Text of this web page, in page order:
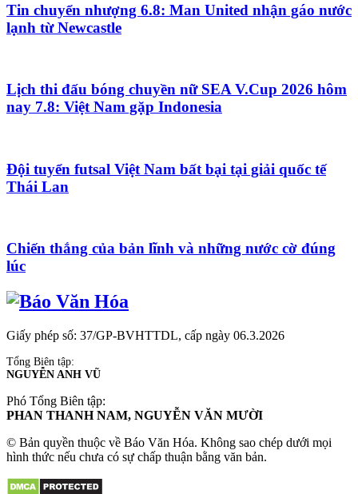
Tin chuyển nhượng 6.8: Man United nhận gáo nước
lạnh từ Newcastle
Lịch thi đấu bóng chuyền nữ SEA V.Cup 2026 hôm
nay 7.8: Việt Nam gặp Indonesia
Đội tuyển futsal Việt Nam bất bại tại giải quốc tế
Thái Lan
Chiến thắng của bản lĩnh và những nước cờ đúng
lúc
Giấy phép số: 37/GP-BVHTTDL, cấp ngày 06.3.2026
Tổng Biên tập:
NGUYỄN ANH VŨ
Phó Tổng Biên tập:
PHAN THANH NAM, NGUYỄN VĂN MƯỜI
© Bản quyền thuộc về Báo Văn Hóa. Không sao chép dưới mọi
hình thức nếu chưa có sự chấp thuận bằng văn bản.